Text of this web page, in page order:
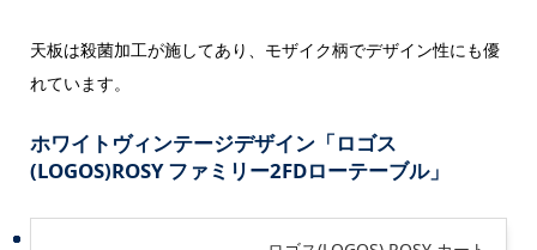
天板は殺菌加工が施してあり、モザイク柄でデザイン性にも優
れています。
ホワイトヴィンテージデザイン「ロゴス
(LOGOS)ROSY ファミリー2FDローテーブル」